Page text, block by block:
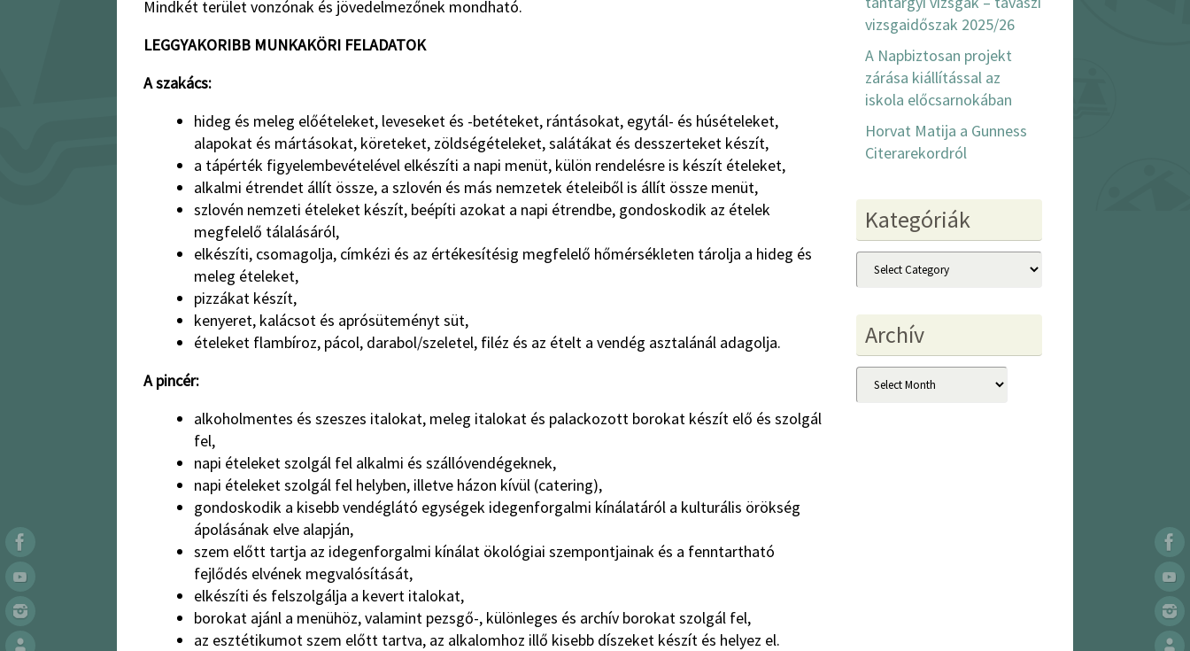
Mindkét terület vonzónak és jövedelmezőnek mondható.
LEGGYAKORIBB MUNKAKÖRI FELADATOK
A szakács:
hideg és meleg előételeket, leveseket és -betéteket, rántásokat, egytál- és húsételeket,
alapokat és mártásokat, köreteket, zöldségételeket, salátákat és desszerteket készít,
a tápérték figyelembevételével elkészíti a napi menüt, külön rendelésre is készít ételeket,
alkalmi étrendet állít össze, a szlovén és más nemzetek ételeiből is állít össze menüt,
szlovén nemzeti ételeket készít, beépíti azokat a napi étrendbe, gondoskodik az ételek
megfelelő tálalásáról,
elkészíti, csomagolja, címkézi és az értékesítésig megfelelő hőmérsékleten tárolja a hideg és
meleg ételeket,
pizzákat készít,
kenyeret, kalácsot és aprósüteményt süt,
ételeket flambíroz, pácol, darabol/szeletel, filéz és az ételt a vendég asztalánál adagolja.
A pincér:
alkoholmentes és szeszes italokat, meleg italokat és palackozott borokat készít elő és szolgál
fel,
napi ételeket szolgál fel alkalmi és szállóvendégeknek,
napi ételeket szolgál fel helyben, illetve házon kívül (catering),
gondoskodik a kisebb vendéglátó egységek idegenforgalmi kínálatáról a kulturális örökség
ápolásának elve alapján,
szem előtt tartja az idegenforgalmi kínálat ökológiai szempontjainak és a fenntartható
fejlődés elvének megvalósítását,
elkészíti és felszolgálja a kevert italokat,
borokat ajánl a menühöz, valamint pezsgő-, különleges és archív borokat szolgál fel,
az esztétikumot szem előtt tartva, az alkalomhoz illő kisebb díszeket készít és helyez el.
vizsgaidőszak 2025/26
A Napbiztosan projekt
zárása kiállítással az
iskola előcsarnokában
Horvat Matija a Gunness
Citerarekordról
Kategóriák
Kategóriák
Archív
Archív